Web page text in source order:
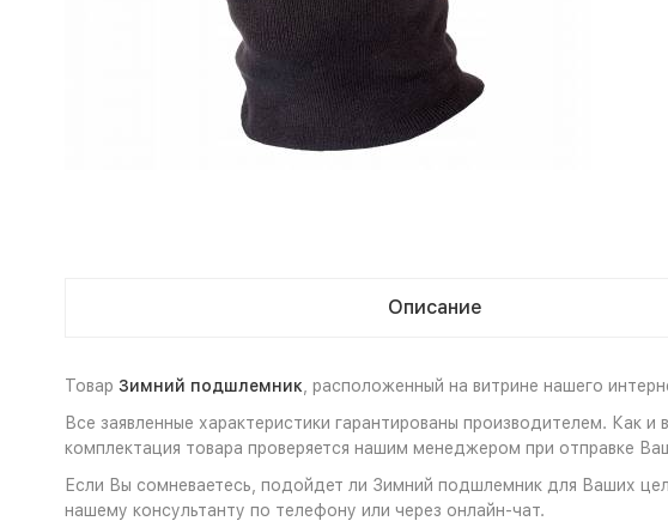
Описание
Товар Зимний подшлемник , расположенный на витрине нашего
Все заявленные характеристики гарантированы производителем.
комплектация товара проверяется нашим менеджером при отправке
Если Вы сомневаетесь, подойдет ли Зимний подшлемник для Ваших
нашему консультанту по телефону или через онлайн-чат.